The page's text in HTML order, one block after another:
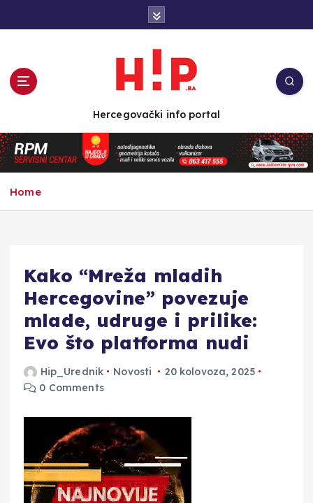
n
t
e
Hercegovački info portal
Home
Kako “Mreža mladih
Hercegovine” povezuje
mlade, udruge i prilike:
Evo što platforma nudi
Hip_Urednik Novosti
20 kolovoza, 2025
0 Comments